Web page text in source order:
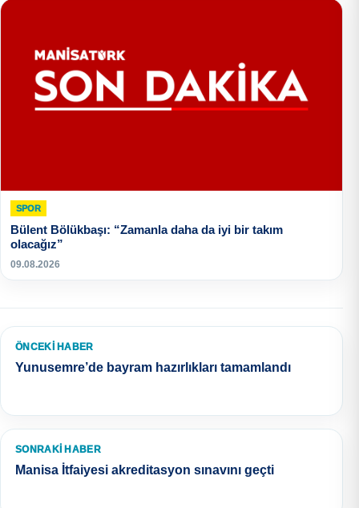
SPOR
Bülent Bölükbaşı: “Zamanla daha da iyi bir takım
olacağız”
09.08.2026
ÖNCEKI HABER
Yunusemre’de bayram hazırlıkları tamamlandı
SONRAKI HABER
Manisa İtfaiyesi akreditasyon sınavını geçti